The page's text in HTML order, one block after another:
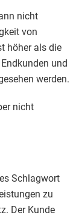
nicht
von
höher als die
und
werden.
nicht
Schlagwort
zu
Der Kunde